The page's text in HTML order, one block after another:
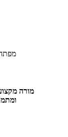
מורה